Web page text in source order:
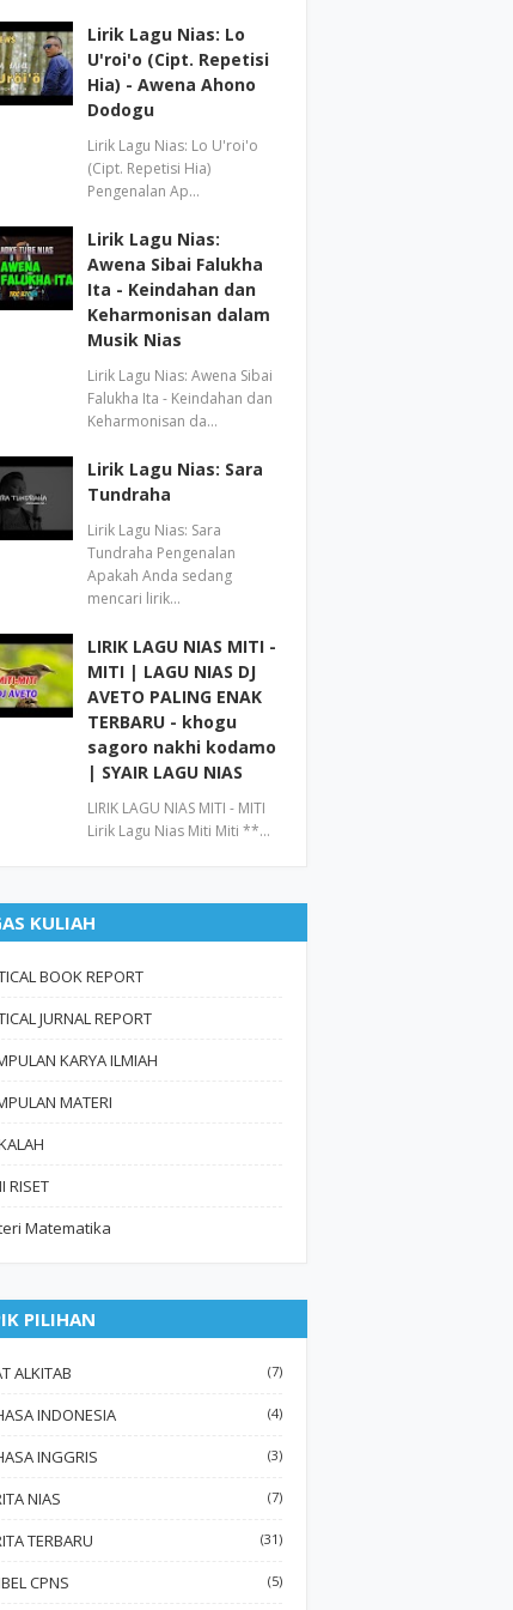
Lirik Lagu Nias: Lo
U'roi'o (Cipt. Repetisi
Hia) - Awena Ahono
Dodogu
Lirik Lagu Nias: Lo U'roi'o
(Cipt. Repetisi Hia)
Pengenalan Ap…
Lirik Lagu Nias:
Awena Sibai Falukha
Ita - Keindahan dan
Keharmonisan dalam
Musik Nias
Lirik Lagu Nias: Awena Sibai
Falukha Ita - Keindahan dan
Keharmonisan da…
Lirik Lagu Nias: Sara
Tundraha
Lirik Lagu Nias: Sara
Tundraha Pengenalan
Apakah Anda sedang
mencari lirik…
LIRIK LAGU NIAS MITI -
MITI | LAGU NIAS DJ
AVETO PALING ENAK
TERBARU - khogu
sagoro nakhi kodamo
| SYAIR LAGU NIAS
LIRIK LAGU NIAS MITI - MITI
Lirik Lagu Nias Miti Miti **…
KULIAH
BOOK REPORT
JURNAL REPORT
KARYA ILMIAH
MATERI
RISET
Matematika
PILIHAN
ALKITAB (7)
INDONESIA (4)
INGGRIS (3)
NIAS (7)
TERBARU (31)
CPNS (5)